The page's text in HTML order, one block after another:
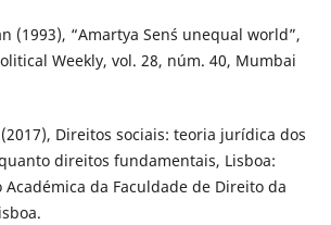
(1993), “Amartya Sen´s unequal world”,
Weekly, vol. 28, núm. 40, Mumbai
(2017), Direitos sociais: teoria jurídica dos
direitos fundamentais, Lisboa:
Académica da Faculdade de Direito da